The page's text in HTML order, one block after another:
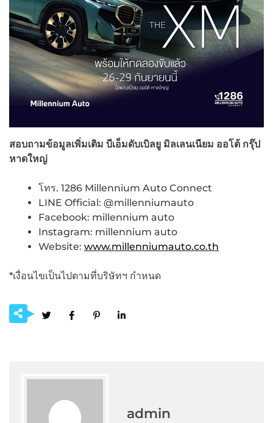
สอบถามข้อมูลเพิ่มเติม บีเอ็มดับเบิลยู มิลเลนเนียม ออโต้ กรุ๊ป
หาดใหญ่
โทร. 1286 Millennium Auto Connect
LINE Official: @millenniumauto
Facebook: millennium auto
Instagram: millennium auto
Website: www.millenniumauto.co.th
*เงื่อนไขเป็นไปตามที่บริษัทฯ กำหนด
admin